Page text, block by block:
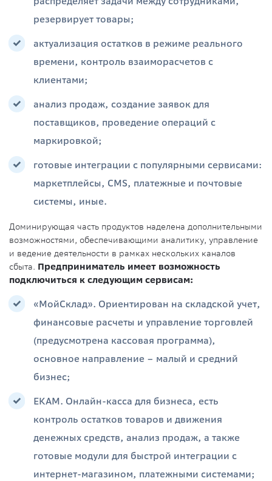
резервирует товары;
актуализация остатков в режиме реального
времени, контроль взаиморасчетов с
клиентами;
анализ продаж, создание заявок для
поставщиков, проведение операций с
маркировкой;
готовые интеграции с популярными сервисами:
маркетплейсы, CMS, платежные и почтовые
системы, иные.
Доминирующая часть продуктов наделена дополнительными
возможностями, обеспечивающими аналитику, управление
и ведение деятельности в рамках нескольких каналов
сбыта. Предприниматель имеет возможность
подключиться к следующим сервисам:
«МойСклад». Ориентирован на складской учет,
финансовые расчеты и управление торговлей
(предусмотрена кассовая программа),
основное направление – малый и средний
бизнес;
ЕКАМ. Онлайн-касса для бизнеса, есть
контроль остатков товаров и движения
денежных средств, анализ продаж, а также
готовые модули для быстрой интеграции с
интернет-магазином, платежными системами;